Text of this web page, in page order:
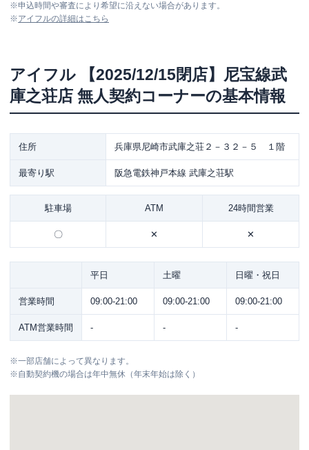
※申込時間や審査により希望に沿えない場合があります。
※アイフルの詳細はこちら
アイフル
【2025/12/15閉店】尼宝線武
庫之荘店 無人契約コーナーの基本情報
住所 兵庫県尼崎市武庫之荘２－３２－５ １階
最寄り駅 阪急電鉄神戸本線 武庫之荘駅
駐車場 ATM 24時間営業
〇 ✕ ✕
平日 土曜 日曜・祝日
営業時間 09:00-21:00 09:00-21:00 09:00-21:00
ATM営業時間 - - -
※一部店舗によって異なります。
※自動契約機の場合は年中無休（年末年始は除く）